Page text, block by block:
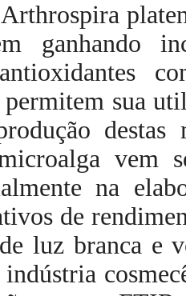
ganhando
permitem sua
destas
vem
na
de
luz branca e